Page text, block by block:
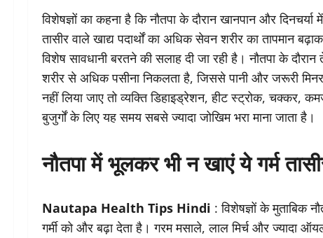
विशेषज्ञों का कहना है कि नौतपा के दौरान खानपान और
तासीर वाले खाद्य पदार्थों का अधिक सेवन शरीर का तापमान
विशेष सावधानी बरतने की सलाह दी जा रही है। नौतपा के
शरीर से अधिक पसीना निकलता है, जिससे पानी और जरूरी
नहीं लिया जाए तो व्यक्ति डिहाइड्रेशन, हीट स्ट्रोक, चक्कर,
बुजुर्गों के लिए यह समय सबसे ज्यादा जोखिम भरा माना जाता है।
नौतपा में भूलकर भी न खाएं ये गर्म
Nautapa Health Tips Hindi : विशेषज्ञों के मुताबिक
गर्मी को और बढ़ा देता है। गरम मसाले, लाल मिर्च और